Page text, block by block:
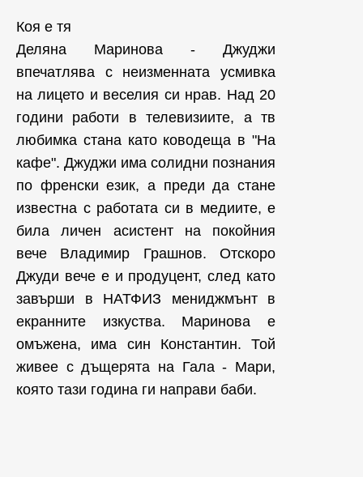
Коя е тя
Деляна Маринова - Джуджи
впечатлява с неизменната усмивка
на лицето и веселия си нрав. Над 20
години работи в телевизиите, а тв
любимка стана като ководеща в "На
кафе". Джуджи има солидни познания
по френски език, а преди да стане
известна с работата си в медиите, е
била личен асистент на покойния
вече Владимир Грашнов. Отскоро
Джуди вече е и продуцент, след като
завърши в НАТФИЗ мениджмънт в
екранните изкуства. Маринова е
омъжена, има син Константин. Той
живее с дъщерята на Гала - Мари,
която тази година ги направи баби.